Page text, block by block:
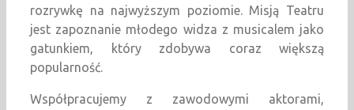
rozrywkę na najwyższym poziomie. Misją Teatru
jest zapoznanie młodego widza z musicalem jako
gatunkiem, który zdobywa coraz większą
popularność.
Współpracujemy z zawodowymi aktorami,